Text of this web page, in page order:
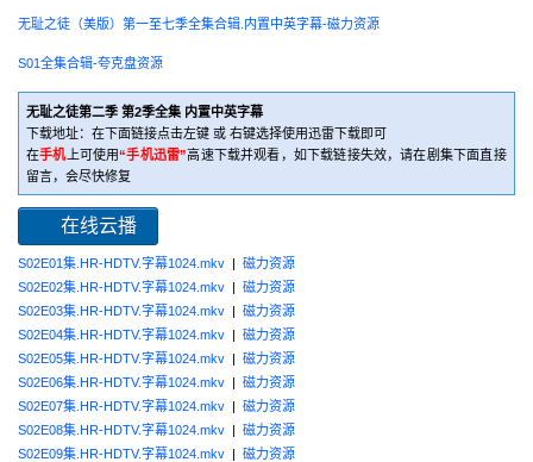
无耻之徒（美版）第一至七季全集合辑.内置中英字幕-磁力资源
S01全集合辑-夸克盘资源
无耻之徒第二季 第2季全集 内置中英字幕
下载地址：在下面链接点击左键 或 右键选择使用迅雷下载即可
在手机上可使用“手机迅雷”高速下载并观看，如下载链接失效，请在剧集下面直接
留言，会尽快修复
在线云播
S02E01集.HR-HDTV.字幕1024.mkv | 磁力资源
S02E02集.HR-HDTV.字幕1024.mkv | 磁力资源
S02E03集.HR-HDTV.字幕1024.mkv | 磁力资源
S02E04集.HR-HDTV.字幕1024.mkv | 磁力资源
S02E05集.HR-HDTV.字幕1024.mkv | 磁力资源
S02E06集.HR-HDTV.字幕1024.mkv | 磁力资源
S02E07集.HR-HDTV.字幕1024.mkv | 磁力资源
S02E08集.HR-HDTV.字幕1024.mkv | 磁力资源
S02E09集.HR-HDTV.字幕1024.mkv | 磁力资源